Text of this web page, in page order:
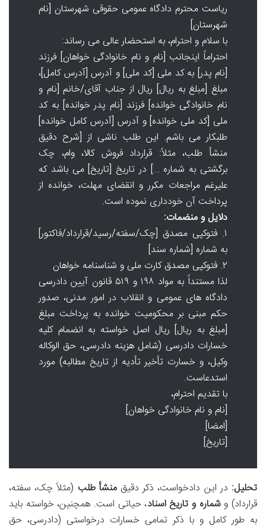
ریاست محترم دادگاه عمومی حقوقی شهرستان [نام
شهرستان]
با سلام و احترام، به استحضار عالی می رساند:
احتراماً اینجانب [نام و نام خانوادگی خواهان] فرزند
[نام پدر] به کد ملی [کد ملی] و آدرس [آدرس کامل]،
مبلغ [مبلغ به ریال] ریال از جناب آقای/خانم [نام و
نام خانوادگی خوانده] فرزند [نام پدر خوانده] به کد
ملی [کد ملی خوانده] و آدرس [آدرس کامل خوانده]
طلبکار می باشم. این طلب ناشی از [شرح دقیق
منشأ طلب، مثلاً: قرارداد فروش کالا، وام، چک
برگشتی به شماره …] در تاریخ [تاریخ] می باشد که
علیرغم مراجعات مکرر و انقضای مهلت، خوانده از
پرداخت آن خودداری نموده است.
دلایل و منضمات:
۱. فتوکپی مصدق [چک/سفته/رسید/قرارداد/فاکتور]
به شماره [شماره سند]
۲. فتوکپی مصدق کارت ملی و شناسنامه خواهان
لذا مستنداً به مواد ۱۹۸ و ۵۱۹ قانون آیین دادرسی
دادگاه های عمومی و انقلاب در امور مدنی، صدور
حکم مبنی بر محکومیت خوانده به پرداخت مبلغ
[مبلغ به ریال] ریال اصل خواسته به انضمام کلیه
خسارات دادرسی (شامل هزینه دادرسی، حق الوکاله
وکیل، و خسارت تأخیر تأدیه از تاریخ مطالبه) مورد
استدعاست.
با تقدیم احترام،
[نام و نام خانوادگی خواهان]
[امضا]
[تاریخ]
تحلیل: در این دادخواست، ذکر دقیقمنشأ طلب (مثلاً چک، سفته،
قرارداد) وشماره و تاریخ اسناد، حیاتی است. همچنین، خواسته باید
به طور کامل و با ذکر تمامی خسارات درخواستی (دادرسی، حق